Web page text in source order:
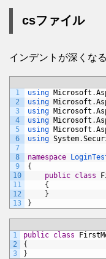
csファイル
インデントが深くな
1
2
3
4
5
6
7
8
9
10
11
12
13
using Microsoft .
using Microsoft .
using Microsoft .
using Microsoft .
using Microsoft .
using System.
namespace
{
public class
{
}
}
1
2
3
public class
{
}